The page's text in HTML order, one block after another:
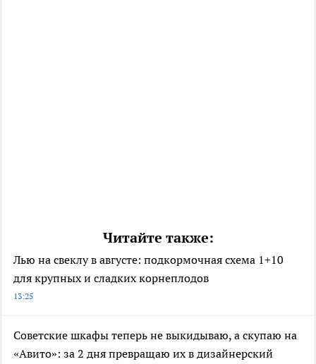
Читайте также:
Лью на свеклу в августе: подкормочная схема 1+10
для крупных и сладких корнеплодов
13:25
Советские шкафы теперь не выкидываю, а скупаю на
«Авито»: за 2 дня превращаю их в дизайнерский